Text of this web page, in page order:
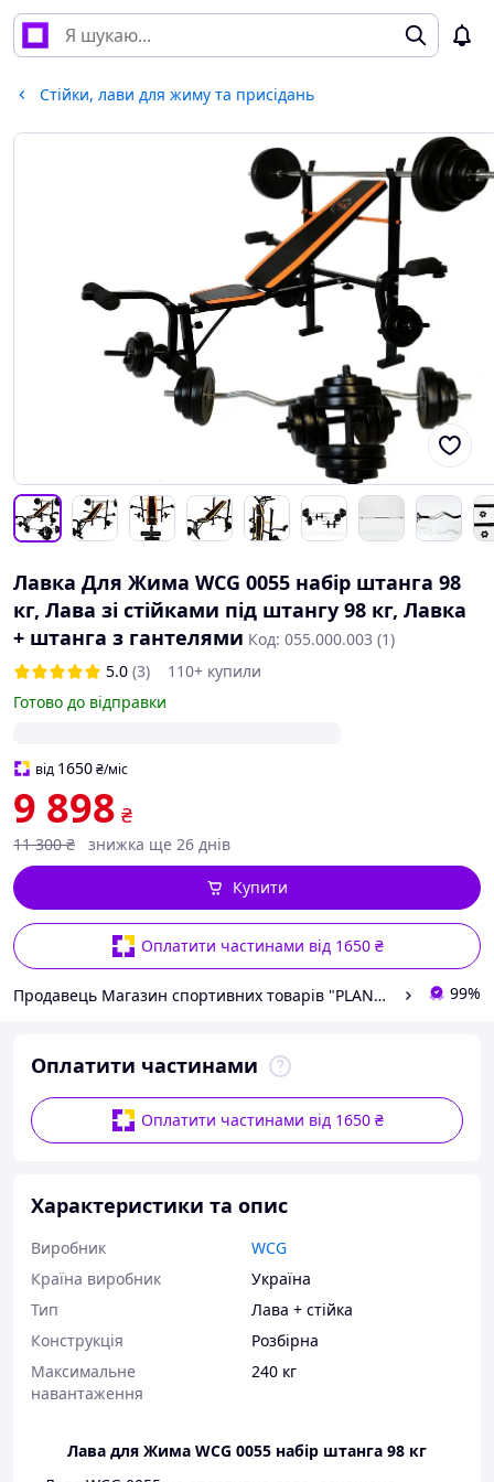
Стійки, лави для жиму та присідань
Лавка Для Жима WCG 0055 набір штанга 98
кг, Лава зі стійками під штангу 98 кг, Лавка
+ штанга з гантелями Код: 055.000.003 (1)
5.0 (3)
110+ купили
Готово до відправки
від 1650₴/міс
9 898 ₴
11 300 ₴ знижка ще 26 днів
Оплатити частинами від 1650 ₴
Купити
Продавець Магазин спортивних товарів "PLANETSPORT" 99%
Оплатити частинами
Оплатити частинами від 1650 ₴
Характеристики та опис
Виробник
WCG
Країна виробник
Україна
Тип
Лава + стійка
Конструкція
Розбірна
Максимальне
навантаження
240 кг
Лава для Жима WCG 0055 набір штанга 98 кг